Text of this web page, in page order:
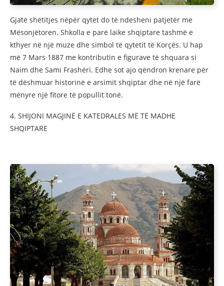
Gjatë shëtitjes nëpër qytet do të ndesheni patjetër me
Mësonjëtoren. Shkolla e parë laike shqiptare tashmë e
kthyer në një muze dhe simbol të qytetit të Korçës. U hap
më 7 Mars 1887 me kontributin e figurave të shquara si
Naim dhe Sami Frashëri. Edhe sot ajo qëndron krenare për
të dëshmuar historinë e arsimit shqiptar dhe në një farë
mënyre një fitore të popullit tonë.
4. SHIJONI MAGJINË E KATEDRALES MË TË MADHE
SHQIPTARE